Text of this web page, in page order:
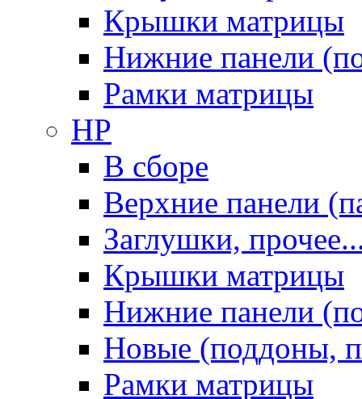
Крышки матрицы
Нижние панели
Рамки матрицы
HP
В сборе
Верхние панели
Заглушки,
Крышки матрицы
Нижние панели
Новые (поддоны,
Рамки матрицы